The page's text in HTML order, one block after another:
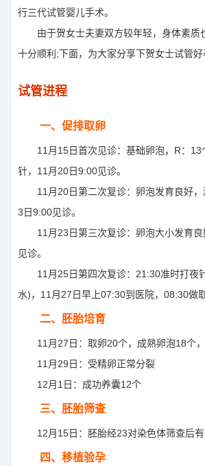
行三代试管婴儿手术。
由于贺女士夫妻双方较年轻，身体素质
十分顺利;下面，为大家分享下贺女士试管好
试管进程
一、促排取卵
11月15日首次见诊：基础卵泡，R：13
针，11月20日9:00见诊。
11月20日第二次复诊：卵泡发育良好，
3日9:00见诊。
11月23日第三次复诊：卵泡大小发育良
见诊。
11月25日第四次复诊：21:30准时打夜
水)，11月27日早上07:30到医院，08:30做
二、胚胎培育
11月27日：取卵20个，成熟卵泡18个
11月29日：受精卵正常分裂
12月1日：成功养囊12个
三、胚胎筛查
12月15日：胚胎经23对染色体筛查后有
四、移植验孕